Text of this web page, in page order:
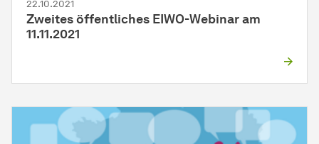
22.10.2021
Zweites öffentliches EIWO-Webinar am
11.11.2021